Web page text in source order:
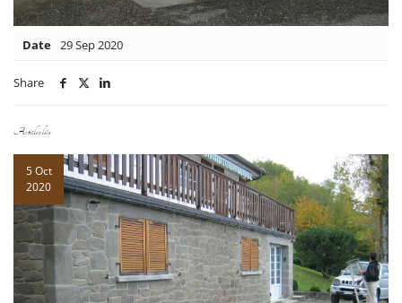
Date 29 Sep 2020
Share
Articles liés
5 Oct
2020